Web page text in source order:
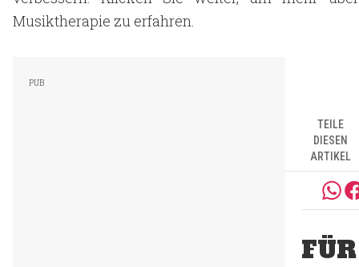
Musiktherapie zu erfahren.
TEILE
DIESEN
ARTIKEL
FÜR